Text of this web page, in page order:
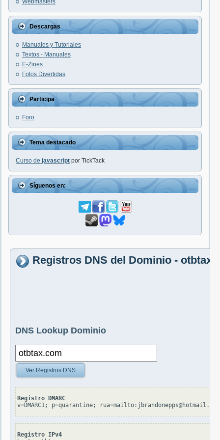
Webmasters
Descargas
Manuales y Tutoriales
Textos - Manuales
E-Zines
Fotos Divertidas
Participa
Foro
Tema destacado
Curso de javascript por TickTack
Síguenos en:
Registros DNS del Dominio -
DNS Lookup Dominio
Ver Registros DNS
Registro DMARC
v=DMARC1; p=quarantine;
Registro IPv4